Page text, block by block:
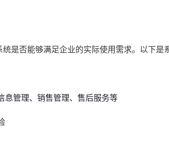
是否能够满足企业的实际使用需求。以下是
息管理、销售管理、售后服务等